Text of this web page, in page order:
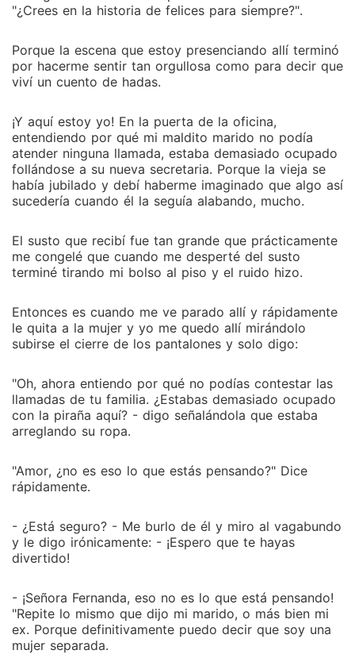
"¿Crees en la historia de felices para siempre?".
Porque la escena que estoy presenciando allí terminó
por hacerme sentir tan orgullosa como para decir que
viví un cuento de hadas.
¡Y aquí estoy yo! En la puerta de la oficina,
entendiendo por qué mi maldito marido no podía
atender ninguna llamada, estaba demasiado ocupado
follándose a su nueva secretaria. Porque la vieja se
había jubilado y debí haberme imaginado que algo así
sucedería cuando él la seguía alabando, mucho.
El susto que recibí fue tan grande que prácticamente
me congelé que cuando me desperté del susto
terminé tirando mi bolso al piso y el ruido hizo.
Entonces es cuando me ve parado allí y rápidamente
le quita a la mujer y yo me quedo allí mirándolo
subirse el cierre de los pantalones y solo digo:
"Oh, ahora entiendo por qué no podías contestar las
llamadas de tu familia. ¿Estabas demasiado ocupado
con la piraña aquí? - digo señalándola que estaba
arreglando su ropa.
"Amor, ¿no es eso lo que estás pensando?" Dice
rápidamente.
- ¿Está seguro? - Me burlo de él y miro al vagabundo
y le digo irónicamente: - ¡Espero que te hayas
divertido!
- ¡Señora Fernanda, eso no es lo que está pensando!
"Repite lo mismo que dijo mi marido, o más bien mi
ex. Porque definitivamente puedo decir que soy una
mujer separada.